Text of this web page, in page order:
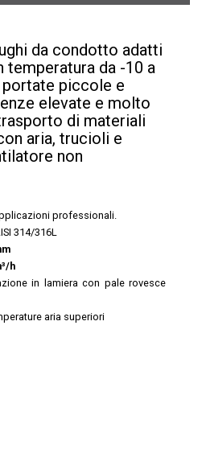
da condotto adatti
temperatura da -10 a
portate piccole e
elevate e molto
di materiali
aria, trucioli e
non
professionali.
314/316L
h
in lamiera con pale rovesce
aria superiori